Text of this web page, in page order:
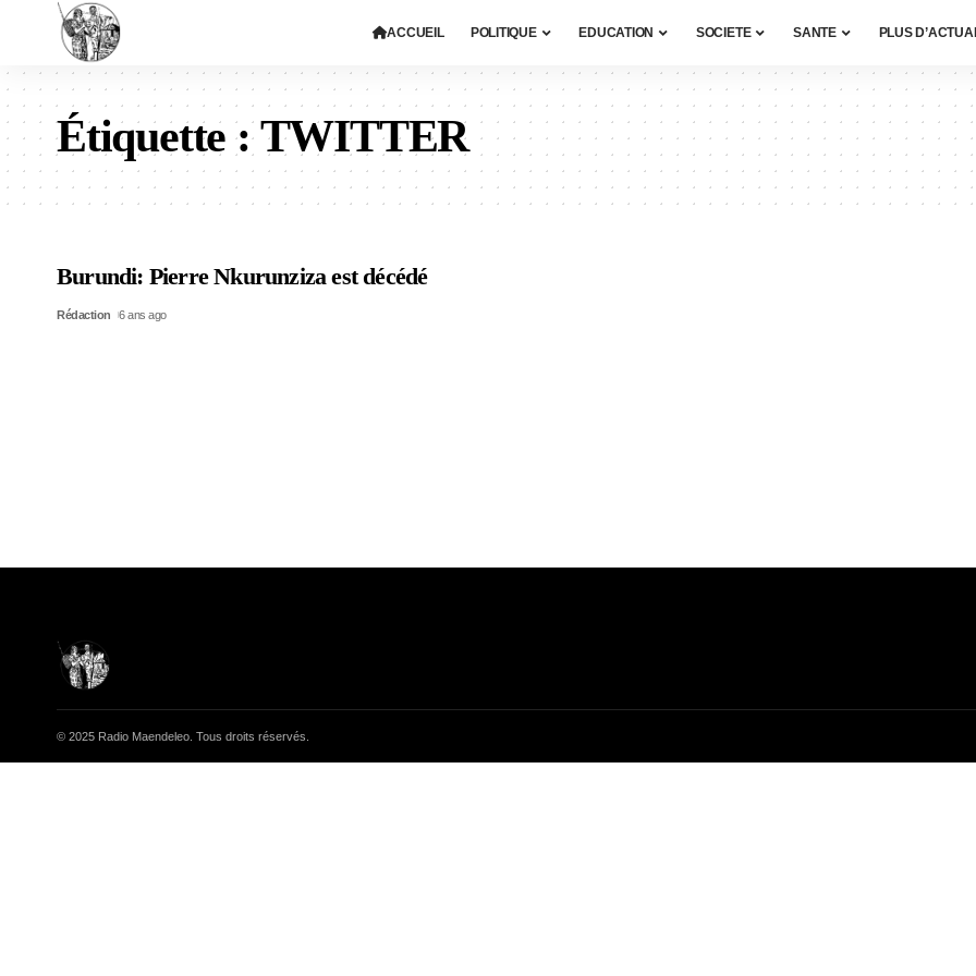
ACCUEIL POLITIQUE EDUCATION SOCIETE SANTE PLUS
Étiquette :TWITTER
Burundi: Pierre Nkurunziza est décédé
Rédaction 6 ans ago
© 2025 Radio Maendeleo. Tous droits réservés.